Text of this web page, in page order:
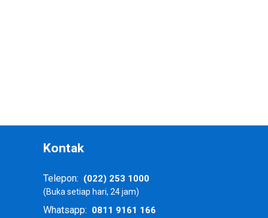
Kontak
Telepon: (022) 253 1000
(Buka setiap hari, 24 jam)
Whatsapp: 0811 9161 166